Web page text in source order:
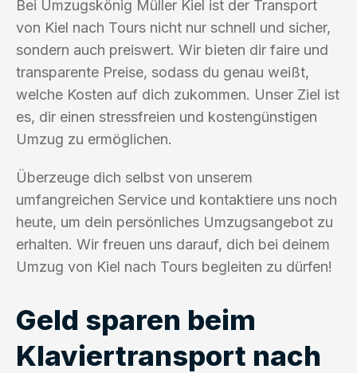
Bei Umzugskönig Müller Kiel ist der Transport
von Kiel nach Tours nicht nur schnell und sicher,
sondern auch preiswert. Wir bieten dir faire und
transparente Preise, sodass du genau weißt,
welche Kosten auf dich zukommen. Unser Ziel ist
es, dir einen stressfreien und kostengünstigen
Umzug zu ermöglichen.
Überzeuge dich selbst von unserem
umfangreichen Service und kontaktiere uns noch
heute, um dein persönliches Umzugsangebot zu
erhalten. Wir freuen uns darauf, dich bei deinem
Umzug von Kiel nach Tours begleiten zu dürfen!
Geld sparen beim
Klaviertransport nach